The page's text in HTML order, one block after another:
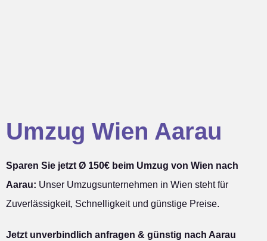
Umzug Wien Aarau
Sparen Sie jetzt Ø 150€ beim Umzug von Wien nach
Aarau: Unser Umzugsunternehmen in Wien steht für
Zuverlässigkeit, Schnelligkeit und günstige Preise.
Jetzt unverbindlich anfragen & günstig nach Aarau